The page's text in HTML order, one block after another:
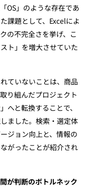
OS」のような存在であ
課題として、Excelによ
の不完全さを挙げ、こ
ト」を増大させていた
ていないことは、商品
り組んだプロジェクト
へと転換することで、
ました。検索・選定体
ジョン向上と、情報の
がったことが紹介され
が判断のボトルネック